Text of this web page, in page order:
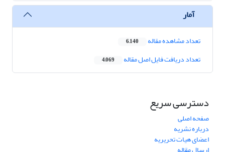
آمار
تعداد مشاهده مقاله 6,140
تعداد دریافت فایل اصل مقاله 4,069
دسترسی سریع
صفحه اصلی
درباره نشریه
اعضای هیات تحریریه